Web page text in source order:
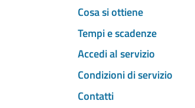
Cosa si ottiene
Tempi e scadenze
Accedi al servizio
Condizioni di servizio
Contatti